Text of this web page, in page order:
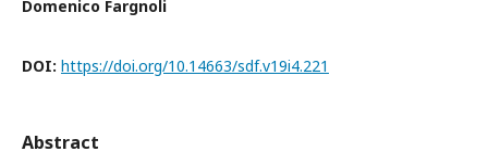
Domenico Fargnoli
DOI: https://doi.org/10.14663/sdf.v19i4.221
Abstract